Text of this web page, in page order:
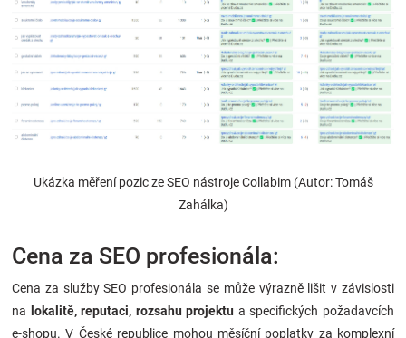
Ukázka měření pozic ze SEO nástroje Collabim (Autor: Tomáš
Zahálka)
Cena za SEO profesionála:
Cena za služby SEO profesionála se může výrazně lišit v závislosti
na
lokalitě, reputaci, rozsahu projektu a specifických požadavcích
e-shopu. V České republice mohou měsíční poplatky za komplexní